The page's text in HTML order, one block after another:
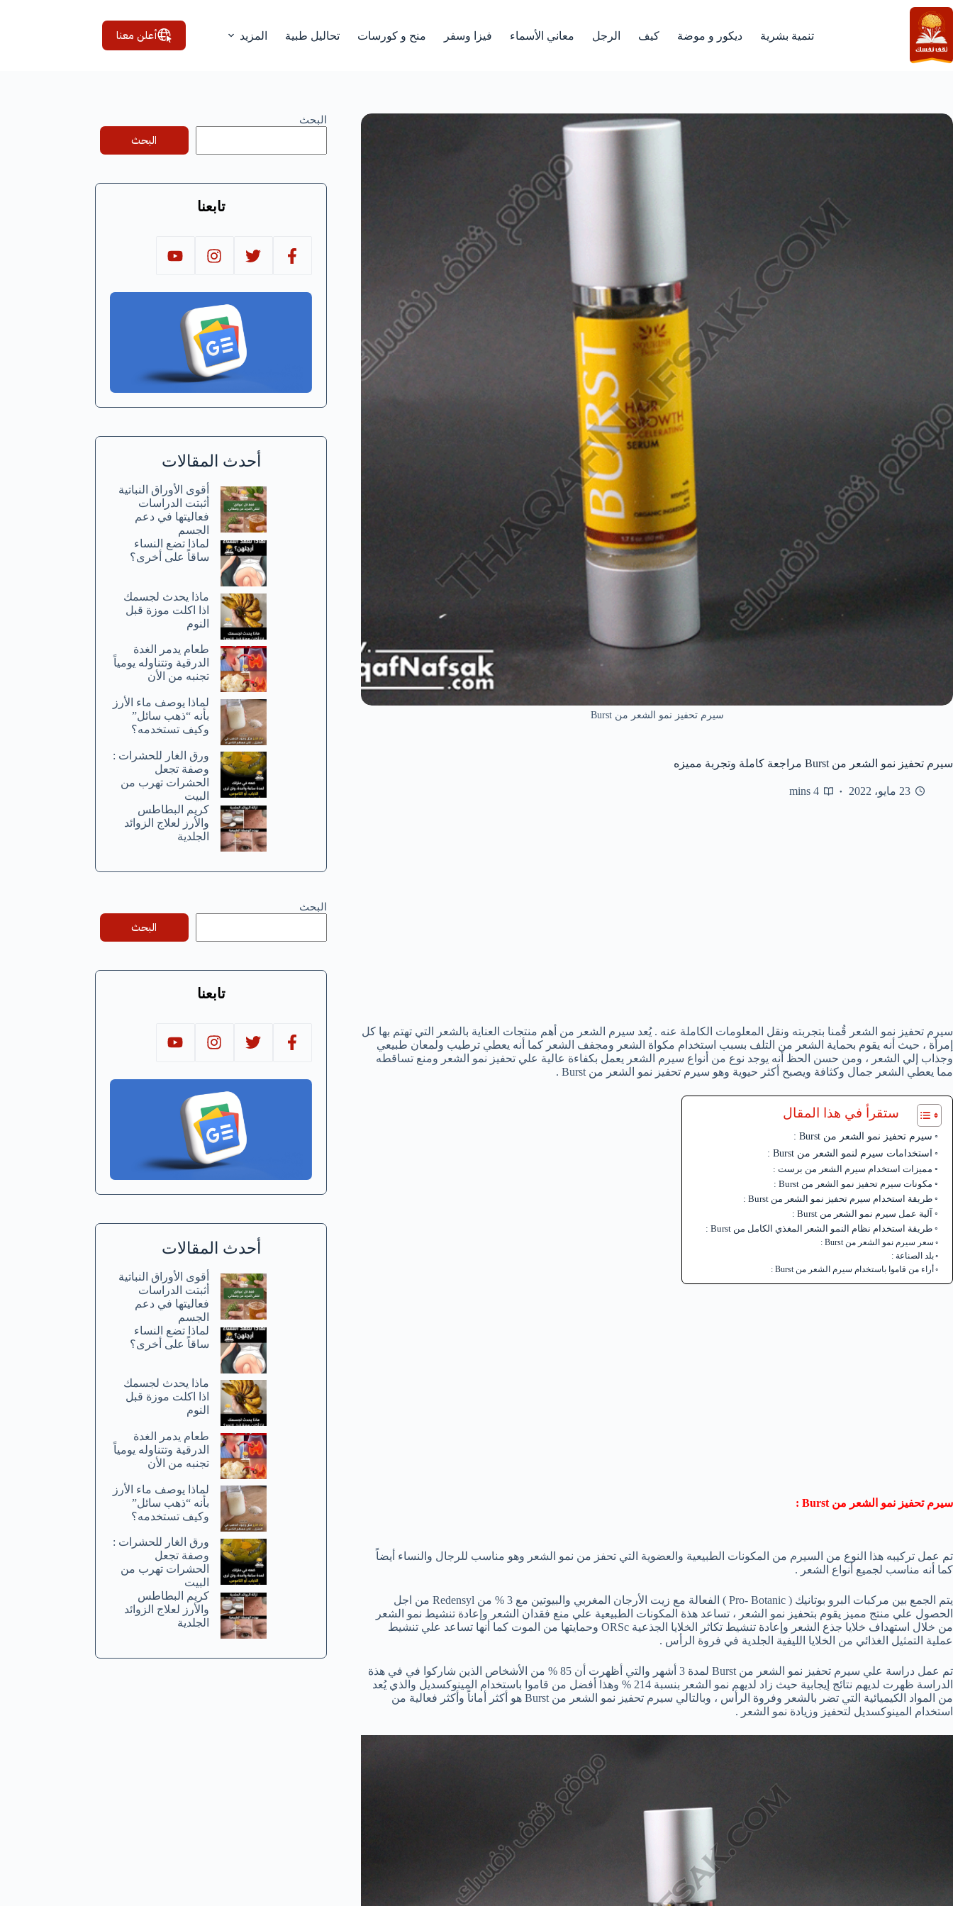
التجاوز
إلى
المحتوى
تنمية بشرية ديكور و موضة كيف الرجل معاني الأسماء فيزا وسفر منح و كورسات تحاليل طبية المزيد أعلن معنا
سيرم تحفيز نمو الشعر من Burst
سيرم تحفيز نمو الشعر من Burst مراجعة كاملة وتجربة مميزه
23 مايو، 2022 4 mins
سيرم تحفيز نمو الشعر قُمنا بتجربته ونقل المعلومات الكاملة عنه . يُعد سيرم الشعر من أهم منتجات العناية بالشعر التي تهتم بها كل
إمرأة ، حيث أنه يقوم بحماية الشعر من التلف بسبب استخدام مكواة الشعر ومجفف الشعر كما أنه يعطي ترطيب ولمعان طبيعي
وجذاب إلي الشعر ، ومن حسن الحظ أنه يوجد نوع من أنواع سيرم الشعر يعمل بكفاءة عالية علي تحفيز نمو الشعر ومنع تساقطه
مما يعطي الشعر جمال وكثافة ويصبح أكثر حيوية وهو سيرم تحفيز نمو الشعر من Burst .
ستقرأ في هذا المقال
سيرم تحفيز نمو الشعر من Burst :
استخدامات سيرم لنمو الشعر من Burst :
مميزات استخدام سيرم الشعر من برست :
مكونات سيرم تحفيز نمو الشعر من Burst :
طريقة استخدام سيرم تحفيز نمو الشعر من Burst :
آلية عمل سيرم نمو الشعر من Burst :
طريقة استخدام نظام النمو الشعر المغذي الكامل من Burst :
سعر سيرم نمو الشعر من Burst :
بلد الصناعة :
أراء من قاموا باستخدام سيرم الشعر من Burst :
سيرم تحفيز نمو الشعر من Burst
:
تم عمل تركيبه هذا النوع من السيرم من المكونات الطبيعية والعضوية التي تحفز من نمو الشعر وهو مناسب للرجال والنساء أيضاً
كما أنه مناسب لجميع أنواع الشعر .
يتم الجمع بين مركبات البرو بوتانيك ( Pro- Botanic ) الفعالة مع زيت الأرجان المغربي والبيوتين مع 3 % من Redensyl من اجل
الحصول علي منتج مميز يقوم بتحفيز نمو الشعر ، تساعد هذة المكونات الطبيعية علي منع فقدان الشعر وإعادة تنشيط نمو الشعر
من خلال استهداف خلايا جذع الشعر وإعادة تنشيط تكاثر الخلايا الجذعية ORSc وحمايتها من الموت كما أنها تساعد علي تنشيط
عملية التمثيل الغذائي من الخلايا الليفية الجلدية في فروة الرأس .
تم عمل دراسة علي سيرم تحفيز نمو الشعر من Burst لمدة 3 أشهر والتي أظهرت أن 85 % من الأشخاص الذين شاركوا في في هذة
الدراسة ظهرت لديهم نتائج إيجابية حيث زاد لديهم نمو الشعر بنسبة 214 % وهذا أفضل من قاموا باستخدام المينوكسديل والذي يُعد
من المواد الكيميائية التي تضر بالشعر وفروة الرأس ، وبالتالي سيرم تحفيز نمو الشعر من Burst هو أكثر أماناً وأكثر فعالية من
استخدام المينوكسديل لتحفيز وزيادة نمو الشعر .
البحث
البحث
تابعنا
أحدث المقالات
أقوى الأوراق النباتية
أثبتت الدراسات
فعاليتها في دعم
الجسم
لماذا تضع النساء
ساقاً على أخرى؟
ماذا يحدث لجسمك
اذا اكلت موزة قبل
النوم
طعام يدمر الغدة
الدرقية وتتناوله يومياً
تجنبه من الأن
لماذا يوصف ماء الأرز
بأنه “ذهب سائل”
وكيف تستخدمه؟
ورق الغار للحشرات :
وصفة تجعل
الحشرات تهرب من
البيت
كريم البطاطس
والأرز لعلاج الزوائد
الجلدية
البحث
البحث
تابعنا
أحدث المقالات
أقوى الأوراق النباتية
أثبتت الدراسات
فعاليتها في دعم
الجسم
لماذا تضع النساء
ساقاً على أخرى؟
ماذا يحدث لجسمك
اذا اكلت موزة قبل
النوم
طعام يدمر الغدة
الدرقية وتتناوله يومياً
تجنبه من الأن
لماذا يوصف ماء الأرز
بأنه “ذهب سائل”
وكيف تستخدمه؟
ورق الغار للحشرات :
وصفة تجعل
الحشرات تهرب من
البيت
كريم البطاطس
والأرز لعلاج الزوائد
الجلدية